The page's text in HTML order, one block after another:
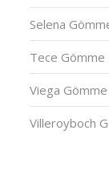
Selena
Tece
Viega
Villeroyboch